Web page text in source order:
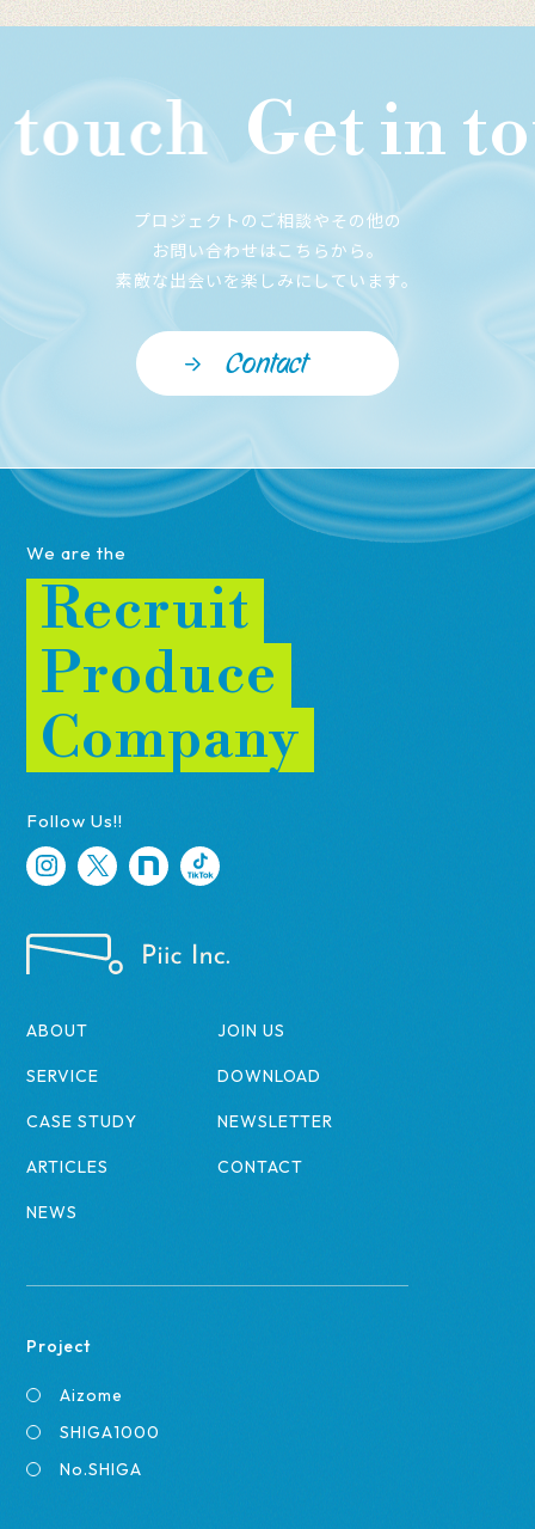
Get in
プロジェクトのご相談やその他の
お問い合わせはこちらから。
素敵な出会いを楽しみにしています。
Contact
We are the
Recruit
Produce
Company
Follow Us!!
ABOUT JOIN US
SERVICE DOWNLOAD
CASE STUDY NEWSLETTER
ARTICLES CONTACT
NEWS
Project
Aizome
SHIGA1000
No.SHIGA